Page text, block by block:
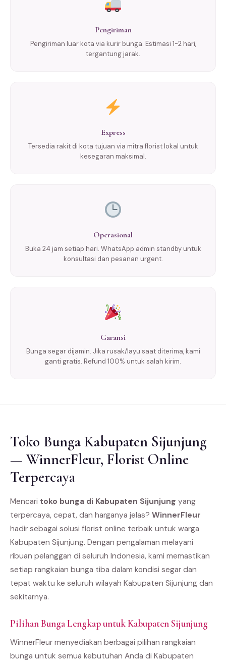
Pengiriman
Pengiriman luar kota via kurir bunga. Estimasi 1-2 hari,
tergantung jarak.
Express
Tersedia rakit di kota tujuan via mitra florist lokal untuk
kesegaran maksimal.
Operasional
Buka 24 jam setiap hari. WhatsApp admin standby untuk
konsultasi dan pesanan urgent.
Garansi
Bunga segar dijamin. Jika rusak/layu saat diterima, kami
ganti gratis. Refund 100% untuk salah kirim.
Toko Bunga Kabupaten Sijunjung
— WinnerFleur, Florist Online
Terpercaya
Mencari toko bunga di Kabupaten Sijunjung yang
terpercaya, cepat, dan harganya jelas? WinnerFleur
hadir sebagai solusi florist online terbaik untuk warga
Kabupaten Sijunjung. Dengan pengalaman melayani
ribuan pelanggan di seluruh Indonesia, kami memastikan
setiap rangkaian bunga tiba dalam kondisi segar dan
tepat waktu ke seluruh wilayah Kabupaten Sijunjung dan
sekitarnya.
Pilihan Bunga Lengkap untuk Kabupaten Sijunjung
WinnerFleur menyediakan berbagai pilihan rangkaian
bunga untuk semua kebutuhan Anda di Kabupaten